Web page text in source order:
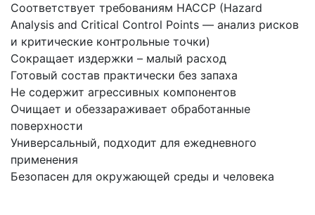
Соответствует требованиям НАССР (Hazard
Analysis and Critical Control Points — анализ рисков
и критические контрольные точки)
Сокращает издержки – малый расход
Готовый состав практически без запаха
Не содержит агрессивных компонентов
Очищает и обеззараживает обработанные
поверхности
Универсальный, подходит для ежедневного
применения
Безопасен для окружающей среды и человека